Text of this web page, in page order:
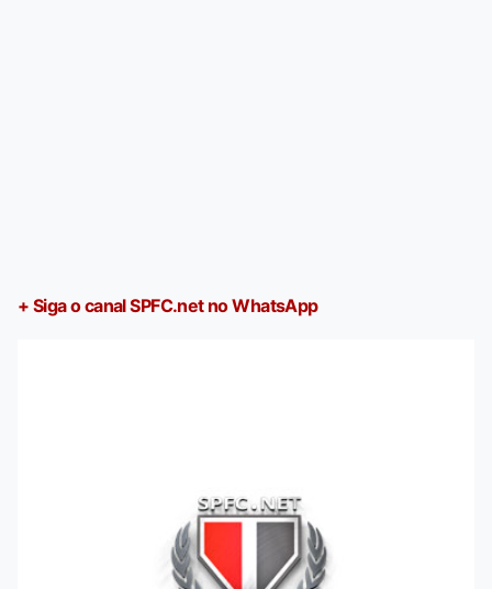
+ Siga o canal SPFC.net no WhatsApp